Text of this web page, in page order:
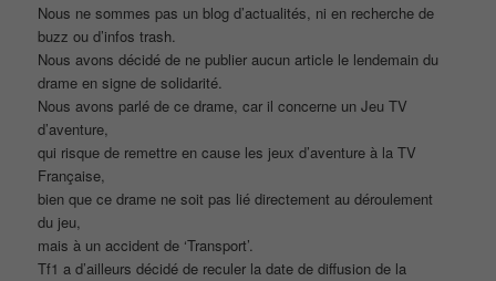
Nous ne sommes pas un blog d’actualités, ni en recherche de
buzz ou d’infos trash.
Nous avons décidé de ne publier aucun article le lendemain du
drame en signe de solidarité.
Nous avons parlé de ce drame, car il concerne un Jeu TV
d’aventure,
qui risque de remettre en cause les jeux d’aventure à la TV
Française,
bien que ce drame ne soit pas lié directement au déroulement
du jeu,
mais à un accident de ‘Transport’.
Tf1 a d’ailleurs décidé de reculer la date de diffusion de la